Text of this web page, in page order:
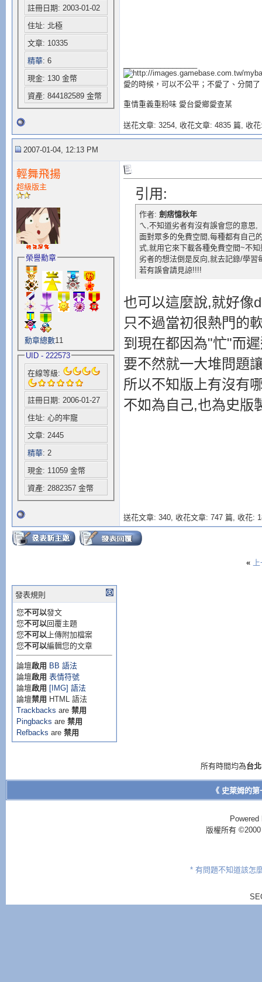
註冊日期: 2003-01-02
住址: 北極
文章: 10335
精華: 6
現金: 130 金幣
資產: 844182589 金幣
愛的時候，可以不公平；不愛了、分開
重情重義重粉味 愛台愛鄉愛查某
送花文章: 3254, 收花文章: 4835 篇, 收
2007-01-04, 12:13 PM
輕舞飛揚
超級版主
榮譽勳章
勳章總數11
UID - 222573
在線等級:
註冊日期: 2006-01-27
住址: 心的牢寵
文章: 2445
精華: 2
現金: 11059 金幣
資產: 2882357 金幣
引用:
作者: 劍痞憶秋年
ㄟ,不知道劣者有沒有誤會您的意思,
面對眾多的免費空間,每種都有自己
式,就用它來下載各種免費空間~不
劣者的想法倒是反向,就去記錄/學習
若有誤會請見諒!!!!
也可以這麼說,就好像
只不過當初很熱門的
到現在都因為"忙"而
要不然就一大堆問題
所以不知版上有沒有
不如為自己,也為史版
送花文章: 340, 收花文章: 747 篇, 收花:
«
發表規則
您不可以發文
您不可以回覆主題
您不可以上傳附加檔案
您不可以編輯您的文章
論壇啟用 BB 語法
論壇啟用 表情符號
論壇啟用 [IMG] 語法
論壇禁用 HTML 語法
Trackbacks are 禁用
Pingbacks are 禁用
Refbacks are 禁用
所有時間均為台
《 史萊姆的
版權所有
* 有問題不知道該怎